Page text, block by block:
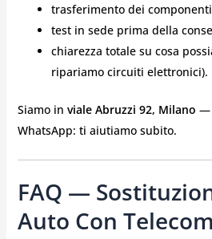
trasferimento dei
test in sede prima della
chiarezza totale su cosa
ripariamo circuiti elettronici).
Siamo in viale Abruzzi 92, Milano —
WhatsApp: ti aiutiamo subito.
FAQ —
Auto Con